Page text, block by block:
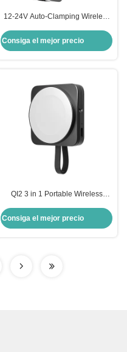
12-24V Auto-Clamping Wireless
and Qi Fast Charging Car Phone
Holder
Consiga el mejor precio
QI2 3 in 1 Portable Wireless
9V/3A Input and ABS Material
Consiga el mejor precio